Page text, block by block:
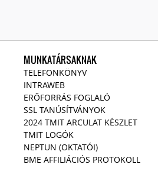
MUNKATÁRSAKNAK
TELEFONKÖNYV
INTRAWEB
ERŐFORRÁS FOGLALÓ
SSL TANÚSÍTVÁNYOK
2024 TMIT ARCULAT KÉSZLET
TMIT LOGÓK
NEPTUN (OKTATÓI)
BME AFFILIÁCIÓS PROTOKOLL